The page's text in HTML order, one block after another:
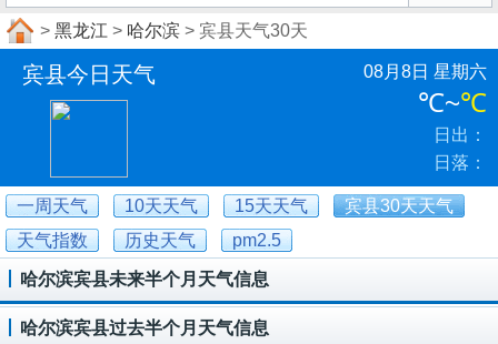
> 黑龙江 > 哈尔滨 > 宾县天气30天
宾县今日天气 08月8日 星期六
℃~℃
日出：
日落：
一周天气 10天天气 15天天气
宾县30天天气
天气指数
历史天气 pm2.5
哈尔滨宾县未来半个月天气信息
哈尔滨宾县过去半个月天气信息